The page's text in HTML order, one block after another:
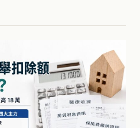
年報稅季，他翻出醫院收據，看